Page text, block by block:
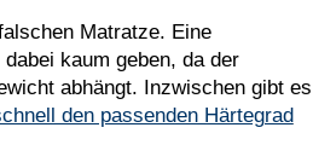
Matratze. Eine
kaum geben, da der
abhängt. Inzwischen gibt es
den passenden Härtegrad